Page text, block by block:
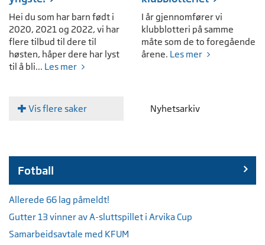
Hei du som har barn født i
2020, 2021 og 2022, vi har
flere tilbud til dere til
høsten, håper dere har lyst
til å bli... Les mer
I år gjennomfører vi
klubblotteri på samme
måte som de to foregående
årene. Les mer
Vis flere saker Nyhetsarkiv
Fotball
Allerede 66 lag påmeldt!
Gutter 13 vinner av A-sluttspillet i Arvika Cup
Samarbeidsavtale med KFUM